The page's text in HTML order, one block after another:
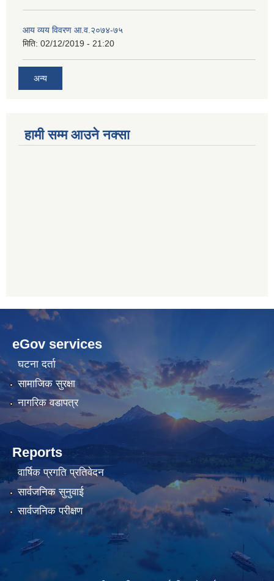
आय व्यय विवरण आ.व.२०७४-७५
मिति: 02/12/2019 - 21:20
अन्य
हामी सम्म आउने नक्सा
betwild
cratosroyalbet
bahis
siteleri
hdasianporns.net
lunadark.org
bahis
siteleri
eGov services
घटना दर्ता
सामाजिक सुरक्षा
नागरिक वडापत्र
Reports
वार्षिक प्रगति प्रतिवेदन
सार्वजनिक सुनुवाई
सार्वजनिक परीक्षण